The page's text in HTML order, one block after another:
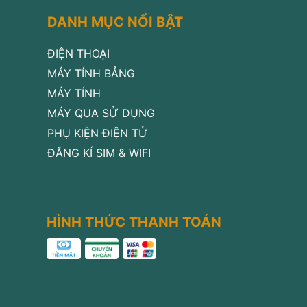
DANH MỤC NỔI BẬT
ĐIỆN THOẠI
MÁY TÍNH BẢNG
MÁY TÍNH
MÁY QUA SỬ DỤNG
PHỤ KIỆN ĐIỆN TỬ
ĐĂNG KÍ SIM & WIFI
HÌNH THỨC THANH TOÁN